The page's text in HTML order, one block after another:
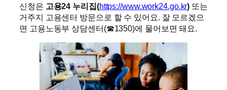
신청은 고용24 누리집(https://www.work24.go.kr) 또는
거주지 고용센터 방문으로 할 수 있어요. 잘 모르겠으
면 고용노동부 상담센터(☎1350)에 물어보면 돼요.